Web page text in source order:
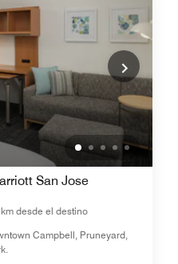
San Jose
desde el destino
Campbell, Pruneyard,